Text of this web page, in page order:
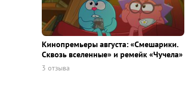
Кинопремьеры августа: «Смешарики.
Сквозь вселенные» и ремейк «Чучела»
3 отзыва